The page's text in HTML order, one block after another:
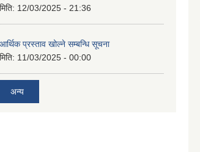
मिति: 12/03/2025 - 21:36
आर्थिक प्रस्ताव खोल्ने सम्बन्धि सूचना
मिति: 11/03/2025 - 00:00
अन्य